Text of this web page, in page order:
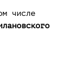
числе